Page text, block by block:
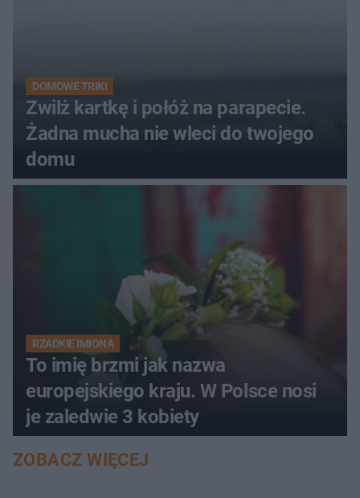
DOMOWE TRIKI
Zwilż kartkę i połóż na parapecie.
Żadna mucha nie wleci do twojego
domu
RZADKIE IMIONA
To imię brzmi jak nazwa
europejskiego kraju. W Polsce nosi
je zaledwie 3 kobiety
ZOBACZ WIĘCEJ